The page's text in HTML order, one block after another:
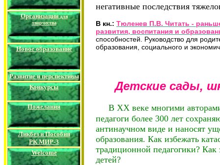
Организации для
творчества
Новое образование
Развитие и перспективы
Конкурсы
Пожелания
Ликбез и Пособия
РК МИР-3
Welcome
негативные последствия
В кн.: Тюленев П.В. Читать -
развития, воспитания и
способностей. Руководство для
образования, социального и
Детские сады,
В XX веке многими
педагоги более 300 лет
антинаучном виде и наносят
образования. Как избежать
традиционной педагогики?
детей?